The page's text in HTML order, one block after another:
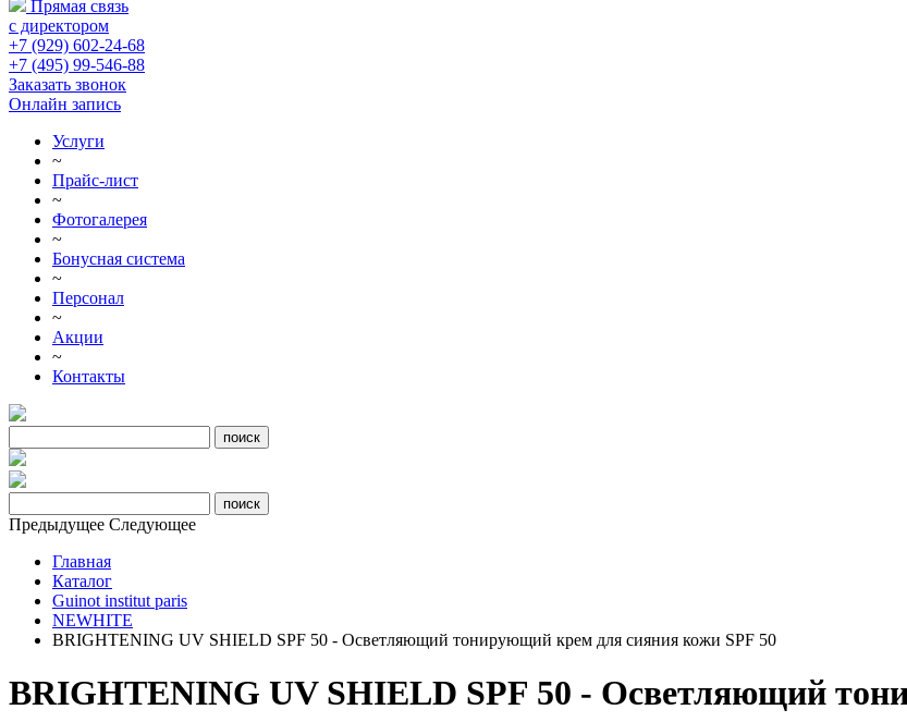
Прямая связь
с директором
+7 (929) 602-24-68
+7 (495) 99-546-88
Заказать звонок
Онлайн запись
Услуги
~
Прайс-лист
~
Фотогалерея
~
Бонусная система
~
Персонал
~
Акции
~
Контакты
Предыдущее Следующее
Главная
Каталог
Guinot institut paris
NEWHITE
BRIGHTENING UV SHIELD SPF 50 - Осветляющий тонирующий крем для сияния кожи SPF 50
BRIGHTENING UV SHIELD SPF 50 - Осветляющий